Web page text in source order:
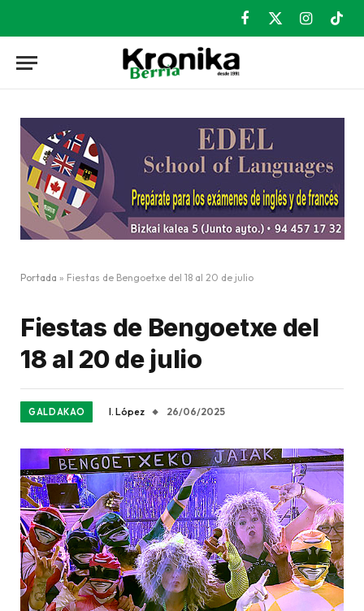
Facebook
X
Instagram
Portada » Fiestas de Bengoetxe del 18 al 20 de julio
Fiestas de Bengoetxe del
18 al 20 de julio
GALDAKAO I. López 26/06/2025